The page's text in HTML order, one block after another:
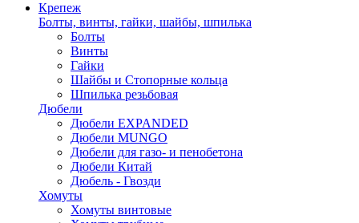
Крепеж
Болты, винты, гайки, шайбы, шпилька
Болты
Винты
Гайки
Шайбы и Стопорные кольца
Шпилька резьбовая
Дюбели
Дюбели EXPANDED
Дюбели MUNGO
Дюбели для газо- и пенобетона
Дюбели Китай
Дюбель - Гвозди
Хомуты
Хомуты винтовые